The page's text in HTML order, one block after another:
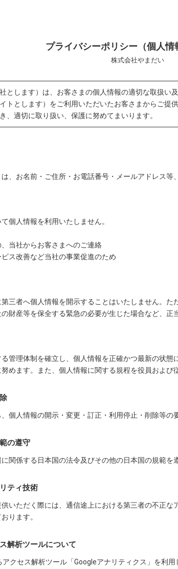
プライバシーポリシー（個人情
株式会社やまだい
とします）は、お客さまの個人情報の適切な取扱い
トとします）をご利用いただいたお客さまからご提
、適切に取り扱い、保護に努めてまいります。
、お名前・ご住所・お電話番号・メールアドレス等
個人情報を利用いたしません。
当社からお客さまへのご連絡
ス改善など当社の事業促進のため
三者へ個人情報を開示することはいたしません。
財産等を保全する緊急の必要が生じた場合など、正
管理体制を確立し、個人情報を正確かつ最新の状
めます。また、個人情報に関する規程を役員および
個人情報の開示・変更・訂正・利用停止・削除等の
の遵守
関係する日本国の法令及びその他の日本国の規範を
ティ技術
いただく際には、通信途上における第三者の不正
ります。
解析ツールについて
クセス解析ツール「Googleアナリティクス」を利